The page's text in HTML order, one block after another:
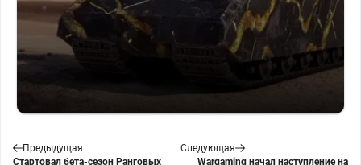
Предыдущая
Стартовал бета-сезон Ранговых
Следующая
Wargaming начал наступление на